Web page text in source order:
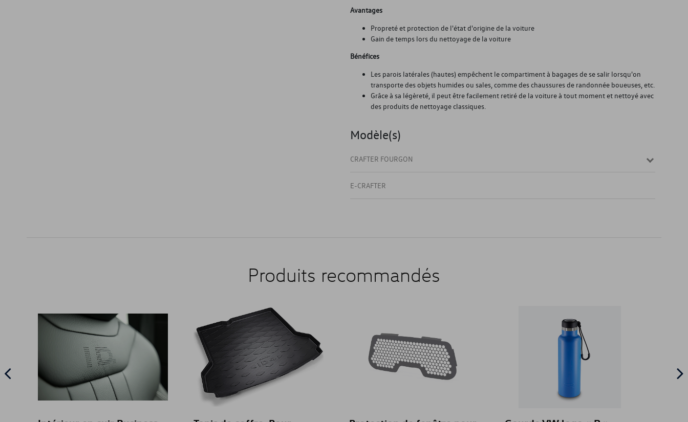
Avantages
Propreté et protection de l'état d'origine de la voiture
Gain de temps lors du nettoyage de la voiture
Bénéfices
Les parois latérales (hautes) empêchent le compartiment à bagages de se salir lorsqu'on
transporte des objets humides ou sales, comme des chaussures de randonnée boueuses, etc.
Grâce à sa légèreté, il peut être facilement retiré de la voiture à tout moment et nettoyé avec
des produits de nettoyage classiques.
Modèle(s)
CRAFTER FOURGON
E-CRAFTER
Produits recommandés